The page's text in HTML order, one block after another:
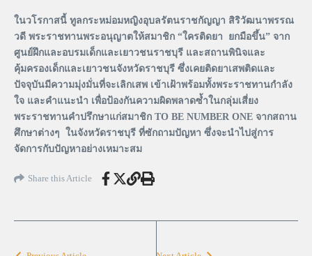
ในวโรกาสนี้ ทูลกระหม่อมหญิงอุบลรัตนราชกัญญา สิริวัฒนาพรรณ
วดี พระราชทานพระอนุญาตให้สมาชิก “ใครติดยา ยกมือขึ้น” จาก
ศูนย์ฝึกและอบรมเด็กและเยาวชนราชบุรี และสถานพินิจและ
คุ้มครองเด็กและเยาวชนจังหวัดราชบุรี ซึ่งเคยติดยาเสพติดและ
ปัจจุบันมีความมุ่งมั่นที่จะเลิกเสพ เข้าเฝ้าพร้อมทั้งพระราชทานกำลัง
ใจ และคำแนะนำ เพื่อป้องกันความผิดพลาดซ้ำในกลุ่มเสี่ยง
พระราชทานคำปรึกษาแก่สมาชิก TO BE NUMBER ONE จากสถาน
ศึกษาต่างๆ ในจังหวัดราชบุรี ที่ซักถามปัญหา ซึ่งจะนำไปสู่การ
จัดการกับปัญหาอย่างเหมาะสม
Share this Article